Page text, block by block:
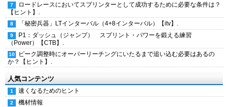
ロードレースにおいてスプリンターとして成功するために必要な条件は？
【ヒント】.
「秘密兵器」LTインターバル（4+8インターバル）【itv】.
P1：ダッシュ（ジャンプ） スプリント・パワーを鍛える練習
（Power）【CTB】.
ピーク調整時にオーバーリーチングにいたるまで追い込む必要はあるの
か？【ヒント】.
人気コンテンツ
速くなるためのヒント
機材情報